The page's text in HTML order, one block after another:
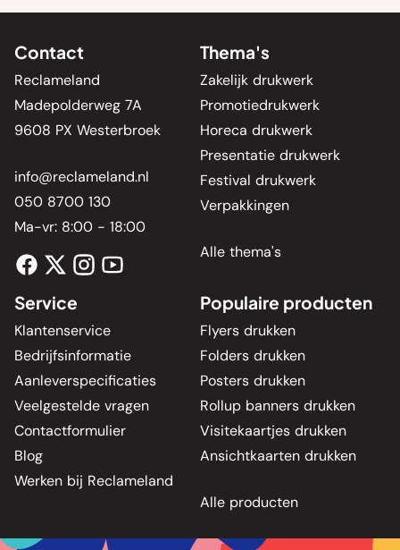
Contact
Reclameland
Madepolderweg 7A
9608 PX Westerbroek
info@reclameland.nl
050 8700 130
Ma-vr: 8:00 - 18:00
Thema's
Zakelijk drukwerk
Promotiedrukwerk
Horeca drukwerk
Presentatie drukwerk
Festival drukwerk
Verpakkingen
Alle thema's
Service
Klantenservice
Bedrijfsinformatie
Aanleverspecificaties
Veelgestelde vragen
Contactformulier
Blog
Werken bij Reclameland
Populaire producten
Flyers drukken
Folders drukken
Posters drukken
Rollup banners drukken
Visitekaartjes drukken
Ansichtkaarten drukken
Alle producten